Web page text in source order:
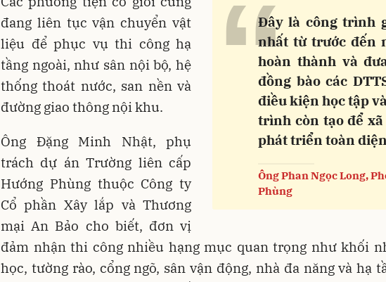
“Đây là công trình
nhất từ trước đến
hoàn thành và
đồng bào các
điều kiện học tập
trình còn tạo để
phát triển toàn
Ông Phan Ngọc Long,
Phùng
đang liên tục vận chuyển vật
liệu để phục vụ thi công hạ
tầng ngoài, như sân nội bộ, hệ
thống thoát nước, san nền và
đường giao thông nội khu.
Ông Đặng Minh Nhật, phụ
trách dự án Trường liên cấp
Hướng Phùng thuộc Công ty
Cổ phần Xây lắp và Thương
mại An Bảo cho biết, đơn vị
đảm nhận thi công nhiều hạng mục quan trọng như khối
học, tường rào, cổng ngõ, sân vận động, nhà đa năng và hạ